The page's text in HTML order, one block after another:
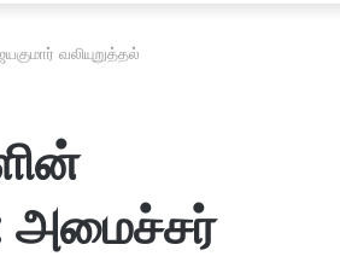
வலியுறுத்தல்
அமைச்சர்